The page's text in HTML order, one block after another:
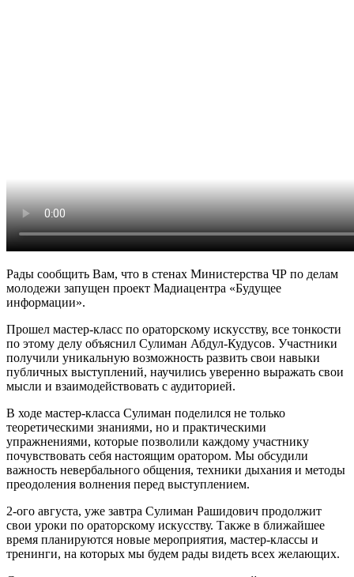
Рады сообщить Вам, что в стенах Министерства ЧР по делам
молодежи запущен проект Мадиацентра «Будущее
информации».
Прошел мастер-класс по ораторскому искусству, все тонкости
по этому делу объяснил Сулиман Абдул-Кудусов. Участники
получили уникальную возможность развить свои навыки
публичных выступлений, научились уверенно выражать свои
мысли и взаимодействовать с аудиторией.
В ходе мастер-класса Сулиман поделился не только
теоретическими знаниями, но и практическими
упражнениями, которые позволили каждому участнику
почувствовать себя настоящим оратором. Мы обсудили
важность невербального общения, техники дыхания и методы
преодоления волнения перед выступлением.
2-ого августа, уже завтра Сулиман Рашидович продолжит
свои уроки по ораторскому искусству. Также в ближайшее
время планируются новые мероприятия, мастер-классы и
тренинги, на которых мы будем рады видеть всех желающих.